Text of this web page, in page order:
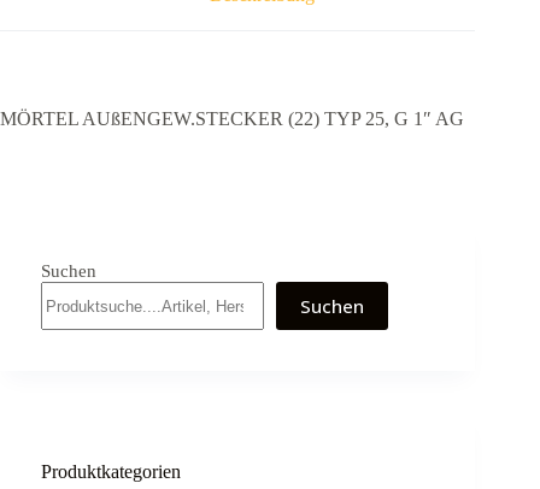
MÖRTEL AUßENGEW.STECKER (22) TYP 25, G 1″ AG
Suchen
Suchen
Produktkategorien